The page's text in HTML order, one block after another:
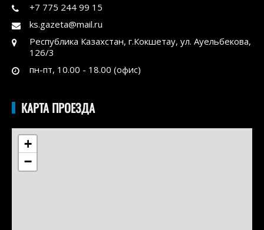
+7 775 244 99 15
ks.gazeta@mail.ru
Республика Казахстан, г.Кокшетау, ул. Ауельбекова,
126/3
пн-пт, 10.00 - 18.00 (офис)
КАРТА ПРОЕЗДА
+
−